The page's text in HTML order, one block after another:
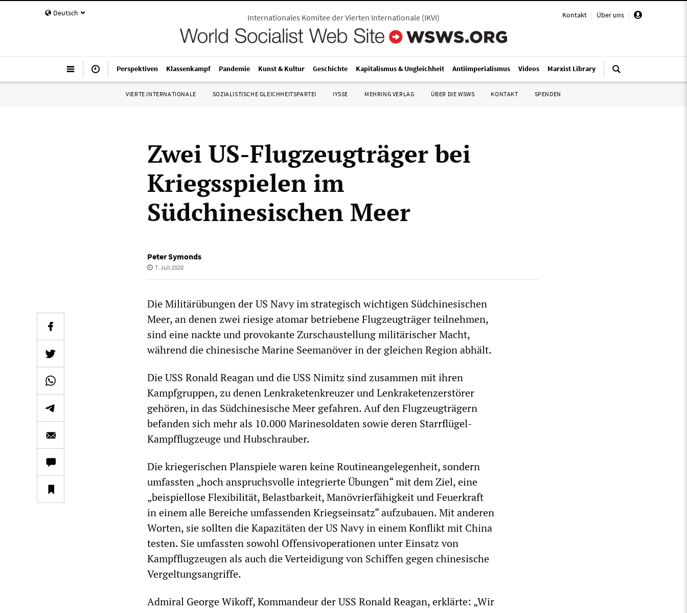
Deutsch Kontakt | Über uns |
Internationales Komitee der Vierten Internationale (IKVI)
Perspektiven Klassenkampf Pandemie Kunst & Kultur Geschichte Kapitalismus & Ungleichheit Antiimperialismus Videos Marxist Library
VIERTE INTERNATIONALE SOZIALISTISCHE GLEICHHEITSPARTEI IYSSE MEHRING VERLAG ÜBER DIE WSWS KONTAKT SPENDEN
Zwei US-Flugzeugträger bei
Kriegsspielen im
Südchinesischen Meer
Peter Symonds
7. Juli 2020
Die Militärübungen der US Navy im strategisch wichtigen Südchinesischen
Meer, an denen zwei riesige atomar betriebene Flugzeugträger teilnehmen,
sind eine nackte und provokante Zurschaustellung militärischer Macht,
während die chinesische Marine Seemanöver in der gleichen Region abhält.
Die USS Ronald Reagan und die USS Nimitz sind zusammen mit ihren
Kampfgruppen, zu denen Lenkraketenkreuzer und Lenkraketenzerstörer
gehören, in das Südchinesische Meer gefahren. Auf den Flugzeugträgern
befanden sich mehr als 10.000 Marinesoldaten sowie deren Starrflügel-
Kampfflugzeuge und Hubschrauber.
Die kriegerischen Planspiele waren keine Routineangelegenheit, sondern
umfassten „hoch anspruchsvolle integrierte Übungen“ mit dem Ziel, eine
„beispiellose Flexibilität, Belastbarkeit, Manövrierfähigkeit und Feuerkraft
in einem alle Bereiche umfassenden Kriegseinsatz“ aufzubauen. Mit anderen
Worten, sie sollten die Kapazitäten der US Navy in einem Konflikt mit China
testen. Sie umfassten sowohl Offensivoperationen unter Einsatz von
Kampfflugzeugen als auch die Verteidigung von Schiffen gegen chinesische
Vergeltungsangriffe.
Admiral George Wikoff, Kommandeur der USS Ronald Reagan, erklärte: „Wir